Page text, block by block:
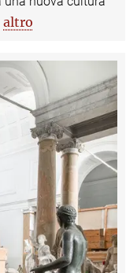
altro